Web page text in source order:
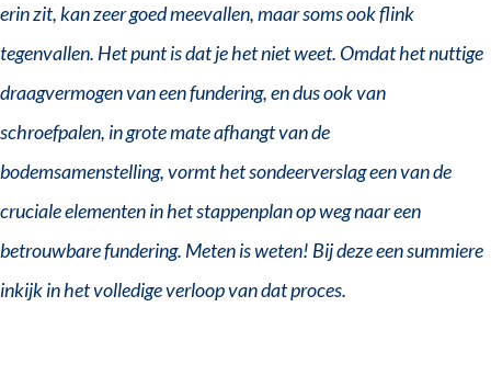
erin zit, kan zeer goed meevallen, maar soms ook flink
tegenvallen. Het punt is dat je het niet weet. Omdat het nuttige
draagvermogen van een fundering, en dus ook van
schroefpalen, in grote mate afhangt van de
bodemsamenstelling, vormt het sondeerverslag een van de
cruciale elementen in het stappenplan op weg naar een
betrouwbare fundering. Meten is weten! Bij deze een summiere
inkijk in het volledige verloop van dat proces.